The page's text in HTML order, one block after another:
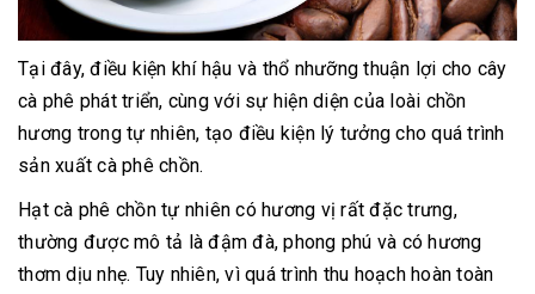
Tại đây, điều kiện khí hậu và thổ nhưỡng thuận lợi cho cây
cà phê phát triển, cùng với sự hiện diện của loài chồn
hương trong tự nhiên, tạo điều kiện lý tưởng cho quá trình
sản xuất cà phê chồn.
Hạt cà phê chồn tự nhiên có hương vị rất đặc trưng,
thường được mô tả là đậm đà, phong phú và có hương
thơm dịu nhẹ. Tuy nhiên, vì quá trình thu hoạch hoàn toàn